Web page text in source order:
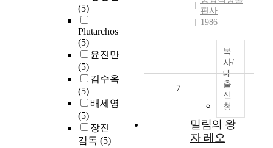
(5)
Plutarchos
(5)
윤진만
(5)
김수옥
(5)
배세영
(5)
장진
감독 (5)
판사
1986
복
사/
대
출
신
청
7
밀림의 왕
자 레오